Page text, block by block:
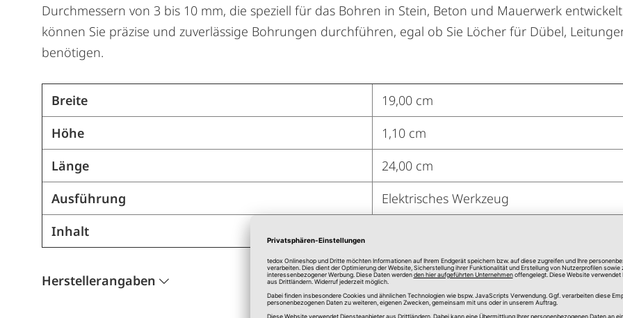
Durchmessern von 3 bis 10 mm, die speziell für das Bohren in Stein, Beton und Mauerwerk
können Sie präzise und zuverlässige Bohrungen durchführen, egal ob Sie Löcher für Dübel,
benötigen.
Breite
19,00 cm
Höhe
1,10 cm
Länge
24,00 cm
Ausführung
Elektrisches Werkzeug
Inhalt
Herstellerangaben